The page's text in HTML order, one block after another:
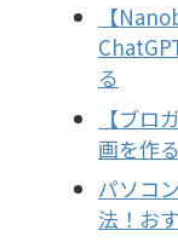
【
る
【ブ
画を作
パソコ
法！お